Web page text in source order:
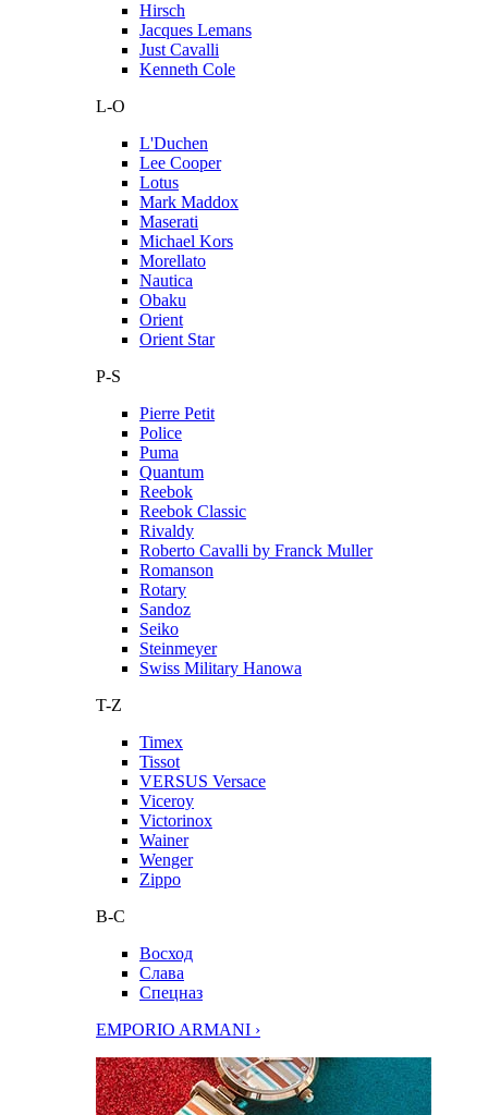
Hirsch
Jacques Lemans
Just Cavalli
Kenneth Cole
L-O
L'Duchen
Lee Cooper
Lotus
Mark Maddox
Maserati
Michael Kors
Morellato
Nautica
Obaku
Orient
Orient Star
P-S
Pierre Petit
Police
Puma
Quantum
Reebok
Reebok Classic
Rivaldy
Roberto Cavalli by Franck Muller
Romanson
Rotary
Sandoz
Seiko
Steinmeyer
Swiss Military Hanowa
T-Z
Timex
Tissot
VERSUS Versace
Viceroy
Victorinox
Wainer
Wenger
Zippo
В-С
Восход
Слава
Спецназ
EMPORIO ARMANI ›